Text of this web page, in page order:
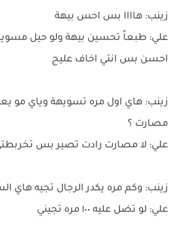
زينب: هاااا بس احس بيهة
علي: طبعاً تحسين بيهة ولو حيل
احسن بس انتي اخاف عليج
زينب: هاي اول مره تسويهة وياي مو
مصارت ؟
علي: لا مصارت رادت تصير بس
زينب: وكم مره يكدر الرجال تجيه هاي
علي: لو تضل عليه ١٠٠ مره تجيني